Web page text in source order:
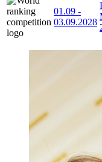
01.09 -
03.09.2028